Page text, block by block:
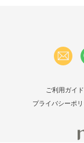
ご利用ガイド
プライバシーポ